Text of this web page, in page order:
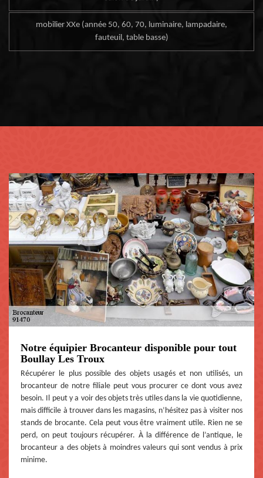
mobilier XXe (année 50, 60, 70, luminaire, lampadaire,
fauteuil, table basse)
Notre équipier Brocanteur disponible pour tout
Boullay Les Troux
Récupérer le plus possible des objets usagés et non utilisés, un
brocanteur de notre filiale peut vous procurer ce dont vous avez
besoin. Il peut y a voir des objets très utiles dans la vie quotidienne,
mais difficile à trouver dans les magasins, n’hésitez pas à visiter nos
stands de brocante. Cela peut vous être vraiment utile. Rien ne se
perd, on peut toujours récupérer. À la différence de l’antique, le
brocanteur a des objets à moindres valeurs qui sont vendus à prix
minime.